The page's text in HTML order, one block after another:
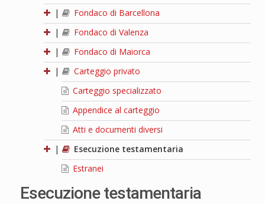
|
Fondaco di Barcellona
|
Fondaco di Valenza
|
Fondaco di Maiorca
|
Carteggio privato
Carteggio specializzato
Appendice al carteggio
Atti e documenti diversi
|
Esecuzione testamentaria
Estranei
Esecuzione testamentaria